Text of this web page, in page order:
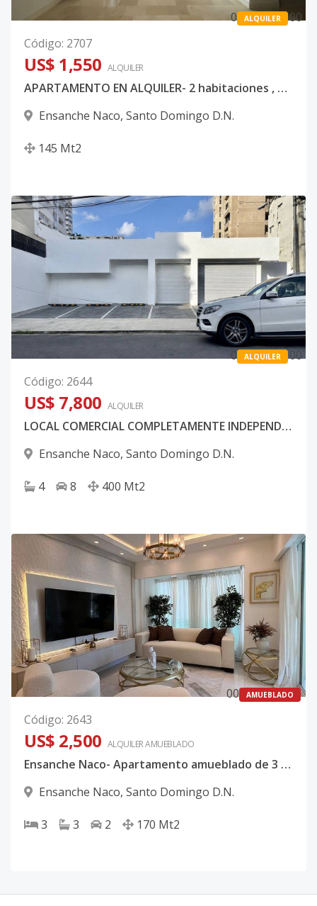
0 ALQUILER 00
Código: 2707
US$ 1,550 ALQUILER
APARTAMENTO EN ALQUILER- 2 habitaciones , UBICADO EN NACO
Ensanche Naco, Santo Domingo D.N.
145 Mt2
0 ALQUILER 00
Código: 2644
US$ 7,800 ALQUILER
LOCAL COMERCIAL COMPLETAMENTE INDEPENDIENTE EN ALQUILER EN NACO
Ensanche Naco, Santo Domingo D.N.
4 8 400 Mt2
00 AMUEBLADO
Código: 2643
US$ 2,500 ALQUILERAMUEBLADO
Ensanche Naco- Apartamento amueblado de 3 habitaciones
Ensanche Naco, Santo Domingo D.N.
3 3 2 170 Mt2